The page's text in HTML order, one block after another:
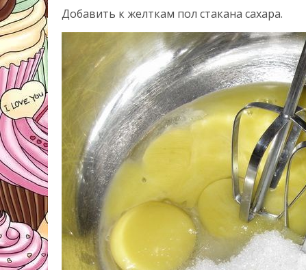
Добавить к желткам пол стакана сахара.